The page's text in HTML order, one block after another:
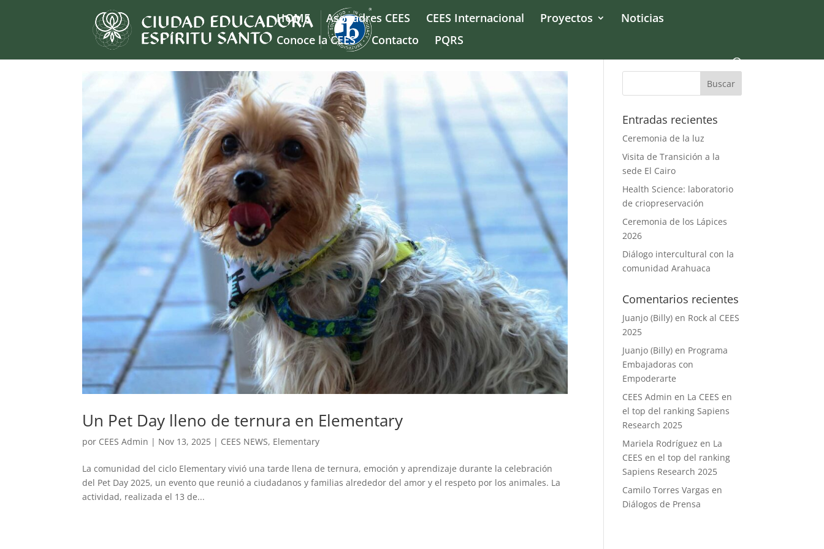
HOME Asopadres CEES CEES Internacional Proyectos
Noticias
Conoce la CEES
Contacto PQRS
Un Pet Day lleno de ternura en Elementary
por CEES Admin | Nov 13, 2025 | CEES NEWS, Elementary
La comunidad del ciclo Elementary vivió una tarde llena de ternura, emoción y aprendizaje durante la celebración
del Pet Day 2025, un evento que reunió a ciudadanos y familias alrededor del amor y el respeto por los animales. La
actividad, realizada el 13 de...
Entradas recientes
Ceremonia de la luz
Visita de Transición a la
sede El Cairo
Health Science: laboratorio
de criopreservación
Ceremonia de los Lápices
2026
Diálogo intercultural con la
comunidad Arahuaca
Comentarios recientes
Juanjo (Billy) en Rock al CEES
2025
Juanjo (Billy) en Programa
Embajadoras con
Empoderarte
CEES Admin en La CEES en
el top del ranking Sapiens
Research 2025
Mariela Rodríguez en La
CEES en el top del ranking
Sapiens Research 2025
Camilo Torres Vargas en
Diálogos de Prensa